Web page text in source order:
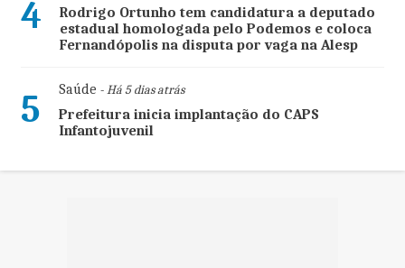
4
Rodrigo Ortunho tem candidatura a deputado
estadual homologada pelo Podemos e coloca
Fernandópolis na disputa por vaga na Alesp
5 Saúde - Há 5 dias atrás
Prefeitura inicia implantação do CAPS
Infantojuvenil